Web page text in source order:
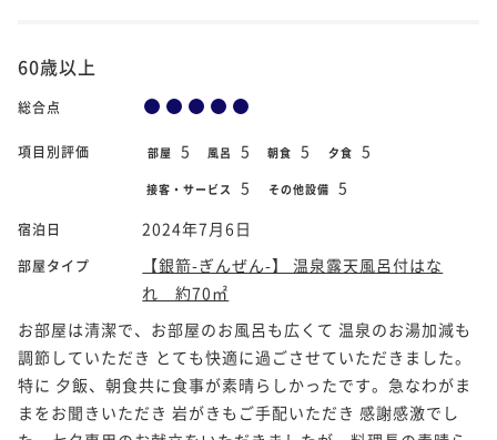
60歳以上
総合点
項目別評価 部屋 5 風呂 5 朝食 5 夕食 5
接客・サービス 5 その他設備 5
宿泊日 2024年7月6日
部屋タイプ
【銀箭-ぎんぜん-】 温泉露天風呂付はな
れ 約70㎡
お部屋は清潔で、お部屋のお風呂も広くて 温泉のお湯加減も
調節していただき とても快適に過ごさせていただきました。
特に 夕飯、朝食共に食事が素晴らしかったです。急なわがま
まをお聞きいただき 岩がきもご手配いただき 感謝感激でし